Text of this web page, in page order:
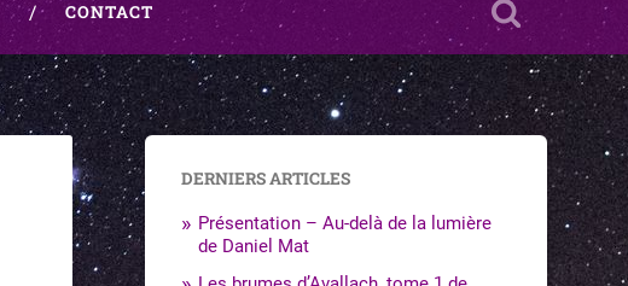
CONTACT
DERNIERS ARTICLES
Présentation – Au-delà de la lumière
de Daniel Mat